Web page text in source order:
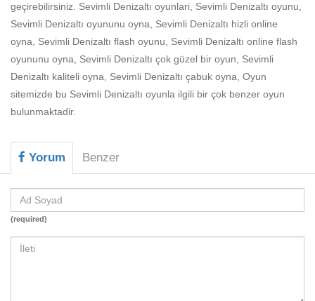
Komik
Macera
Mario
Yemek
geçirebilirsiniz. Sevimli Denizaltı oyunlari, Sevimli Denizaltı oyunu,
Sevimli Denizaltı oyununu oyna, Sevimli Denizaltı hizli online
oyna, Sevimli Denizaltı flash oyunu, Sevimli Denizaltı online flash
oyununu oyna, Sevimli Denizaltı çok güzel bir oyun, Sevimli
Denizaltı kaliteli oyna, Sevimli Denizaltı çabuk oyna, Oyun
sitemizde bu Sevimli Denizaltı oyunla ilgili bir çok benzer oyun
bulunmaktadir.
Yorum Benzer
(required)